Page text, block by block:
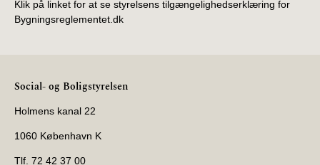
Klik på linket for at se styrelsens tilgængelighedserklæring for
Bygningsreglementet.dk
Social- og Boligstyrelsen
Holmens kanal 22
1060 København K
Tlf. 72 42 37 00